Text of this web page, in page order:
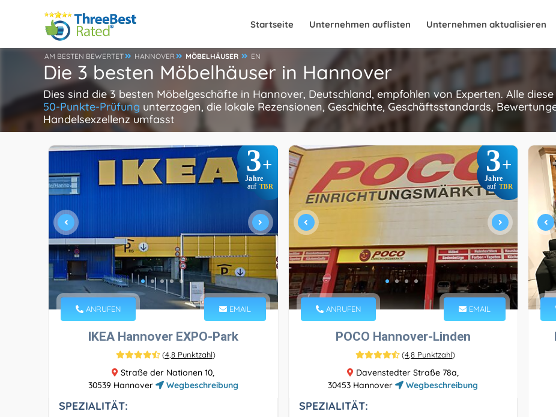
Startseite Unternehmen auflisten Unternehmen aktualisieren
AM BESTEN BEWERTET HANNOVER MÖBELHÄUSER EN
Die 3 besten Möbelhäuser in Hannover
Dies sind die 3 besten Möbelgeschäfte in Hannover, Deutschland, empfohlen von Experten. Alle
50-Punkte-Prüfung unterzogen, die lokale Rezensionen, Geschichte, Geschäftsstandards,
Handelsexzellenz umfasst
3+
Jahre
auf TBR
ANRUFEN EMAIL
IKEA Hannover EXPO-Park
(4,8 Punktzahl)
Straße der Nationen 10,
30539 Hannover
Wegbeschreibung
SPEZIALITÄT:
3+
Jahre
auf TBR
ANRUFEN EMAIL
POCO Hannover-Linden
(4,8 Punktzahl)
Davenstedter Straße 78a,
30453 Hannover
Wegbeschreibung
SPEZIALITÄT: